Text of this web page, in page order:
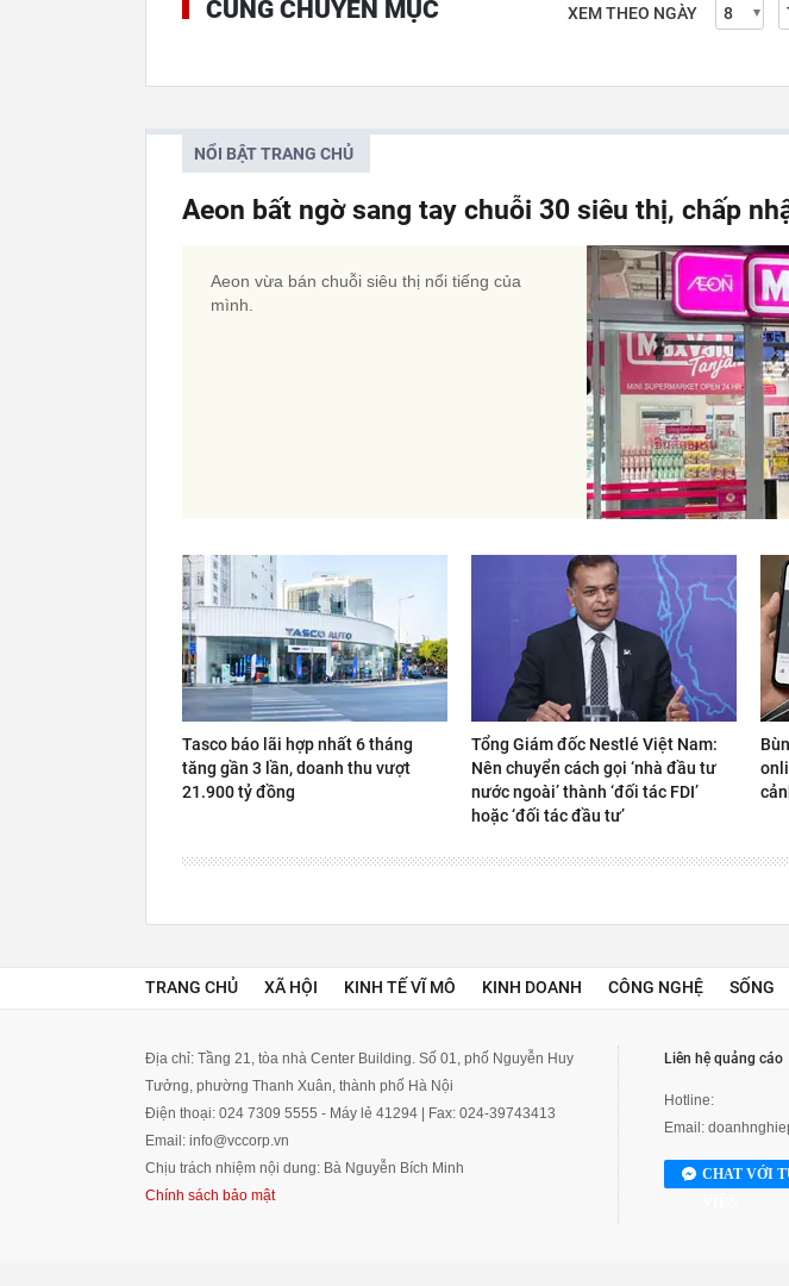
CÙNG CHUYÊN MỤC XEM THEO NGÀY
NỔI BẬT TRANG CHỦ
Aeon bất ngờ sang tay chuỗi 30 siêu thị, chấp
Aeon vừa bán chuỗi siêu thị nổi tiếng của
mình.
Tasco báo lãi hợp nhất 6 tháng
tăng gần 3 lần, doanh thu vượt
21.900 tỷ đồng
Tổng Giám đốc Nestlé Việt Nam:
Nên chuyển cách gọi ‘nhà đầu tư
nước ngoài’ thành ‘đối tác FDI’
hoặc ‘đối tác đầu tư’
TRANG CHỦ XÃ HỘI KINH TẾ VĨ MÔ KINH DOANH CÔNG NGHỆ SỐNG
Địa chỉ: Tầng 21, tòa nhà Center Building. Số 01, phố Nguyễn Huy
Tưởng, phường Thanh Xuân, thành phố Hà Nội
Điện thoại: 024 7309 5555 - Máy lẻ 41294 | Fax: 024-39743413
Email: info@vccorp.vn
Chịu trách nhiệm nội dung: Bà Nguyễn Bích Minh
Chính sách bảo mật
Liên hệ quảng cáo
Hotline:
Email:
CHAT VỚI